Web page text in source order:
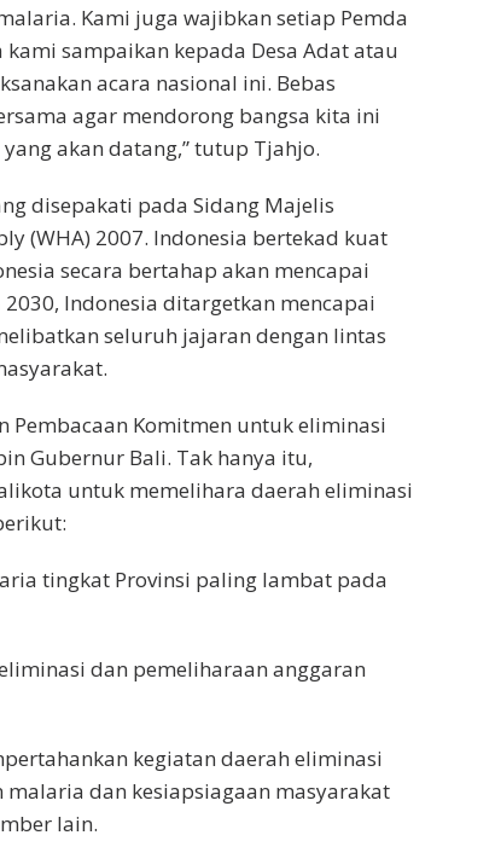
Kami juga wajibkan setiap Pemda
sampaikan kepada Desa Adat atau
acara nasional ini. Bebas
agar mendorong bangsa kita ini
akan datang,” tutup Tjahjo.
disepakati pada Sidang Majelis
(WHA) 2007. Indonesia bertekad kuat
secara bertahap akan mencapai
Indonesia ditargetkan mencapai
seluruh jajaran dengan lintas
Pembacaan Komitmen untuk eliminasi
Gubernur Bali. Tak hanya itu,
untuk memelihara daerah eliminasi
tingkat Provinsi paling lambat pada
dan pemeliharaan anggaran
kegiatan daerah eliminasi
dan kesiapsiagaan masyarakat
lain.